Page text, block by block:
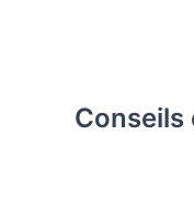
Conseils